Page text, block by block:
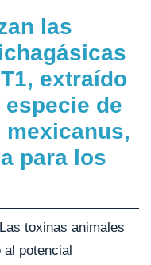
las
extraído
de
mexicanus,
para los
toxinas animales
al potencial